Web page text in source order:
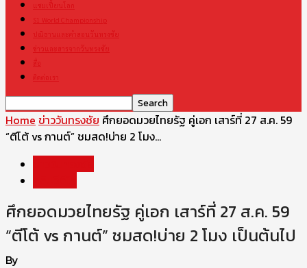
แชมเปี้ยนโลก
S1 World Championship
ปณิธานและคำสอนวันทรงชัย
ข่าวและสารจากวันทรงชัย
สื่อ
ติดต่อเรา
Home ข่าววันทรงชัย ศึกยอดมวยไทยรัฐ คู่เอก เสาร์ที่ 27 ส.ค. 59
“ตีโต้ vs กานต์” ชมสด!บ่าย 2 โมง...
ศึกยอดมวยไทยรัฐ คู่เอก เสาร์ที่ 27 ส.ค. 59
“ตีโต้ vs กานต์” ชมสด!บ่าย 2 โมง เป็นต้นไป
By